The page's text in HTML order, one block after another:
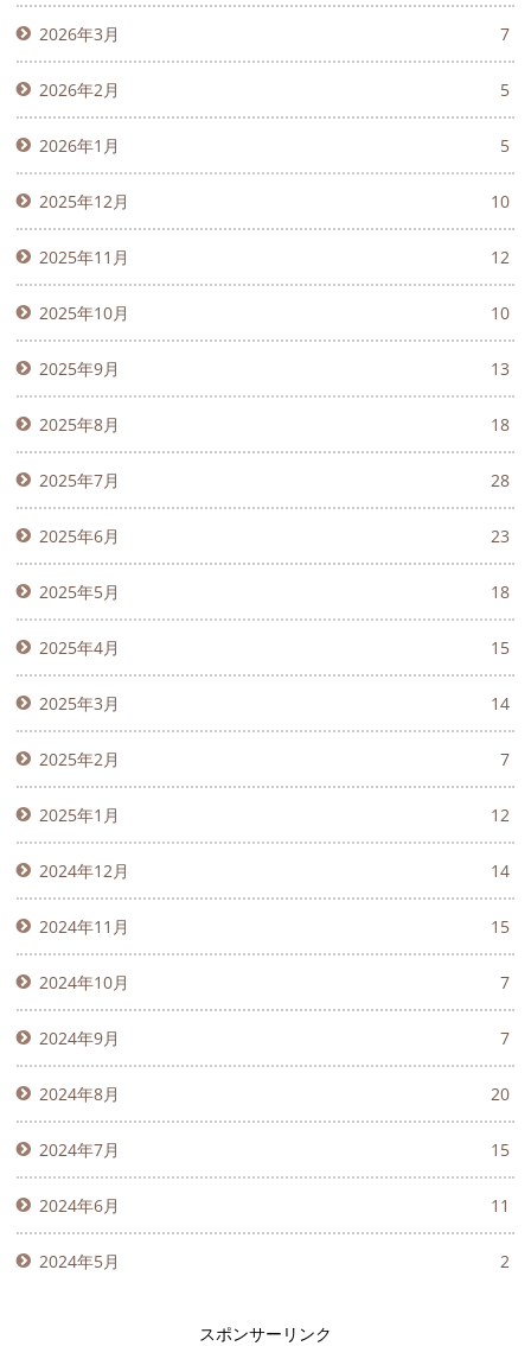
2026年3月 7
2026年2月 5
2026年1月 5
2025年12月 10
2025年11月 12
2025年10月 10
2025年9月 13
2025年8月 18
2025年7月 28
2025年6月 23
2025年5月 18
2025年4月 15
2025年3月 14
2025年2月 7
2025年1月 12
2024年12月 14
2024年11月 15
2024年10月 7
2024年9月 7
2024年8月 20
2024年7月 15
2024年6月 11
2024年5月 2
スポンサーリンク